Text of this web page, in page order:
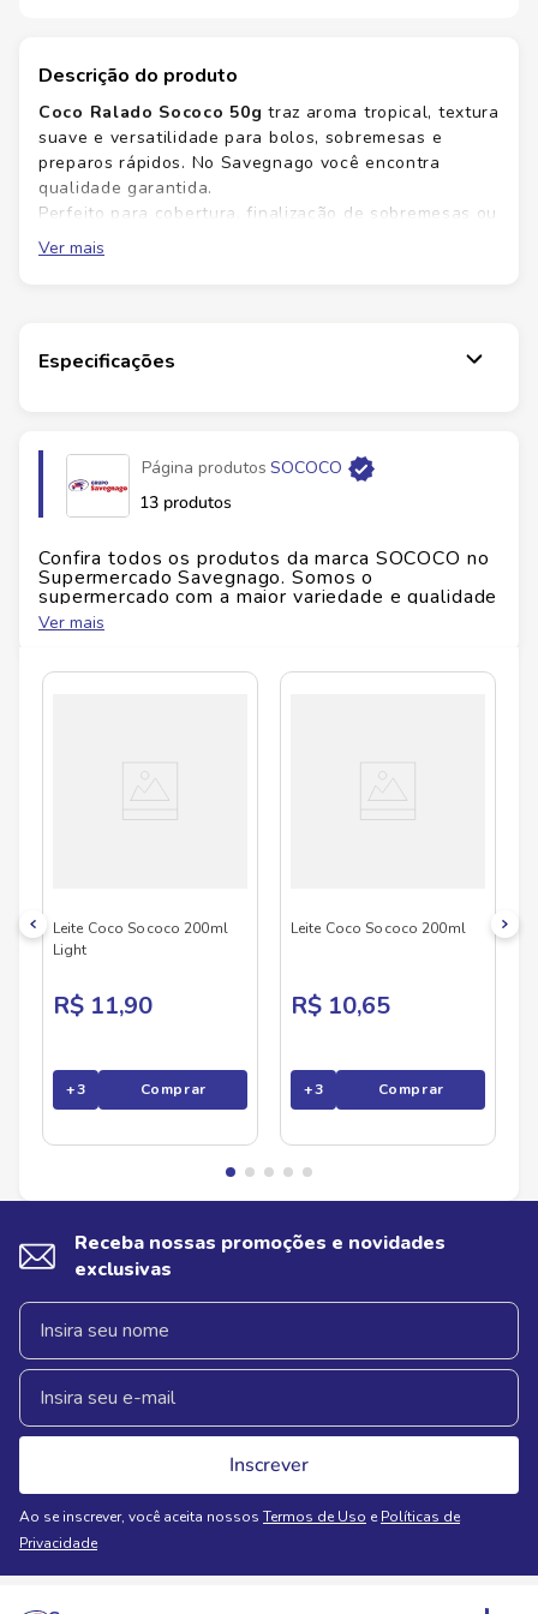
Descrição do produto
Coco Ralado Sococo 50g traz aroma tropical, textura
suave e versatilidade para bolos, sobremesas e
preparos rápidos. No Savegnago você encontra
qualidade garantida.
Perfeito para cobertura, finalização de sobremesas ou
uso em receitas como tortas e bolos: realça o sabor
sem pesar. Adquira já e eleve suas criações com
salgado.
com facilidade.
Qualidade
seleção de ingrediente de alto
padrão para o seu dia a dia.
Ficha Técnica
Marca:Sococo
Peso:50 g
Alérgenos/Glúten:Verifique a embalagem do
Ver mais
Especificações
Página produtos SOCOCO
13 produtos
Confira todos os produtos da marca SOCOCO no
Supermercado Savegnago. Somos o
supermercado com a maior variedade e qualidade
do Brasil!
de produtos SOCOCO, confira abaixo:
Ver mais
Leite Coco Sococo 200ml
Light
R$ 11,90
+3 Comprar
Leite Coco Sococo 200ml
R$ 10,65
+3 Comprar
Receba nossas promoções e novidades
exclusivas
Inscrever
Ao se inscrever, você aceita nossos Termos de Uso e Políticas de
Privacidade